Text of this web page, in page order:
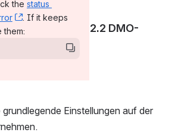
the status
, (opens new window)
. If it keeps
window) 2.2 DMO-
Einstellungen auf der